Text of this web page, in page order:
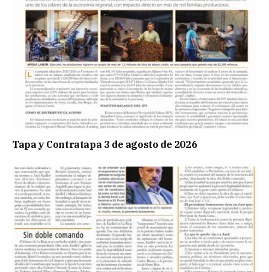
Tapa y Contratapa 3 de agosto de 2026